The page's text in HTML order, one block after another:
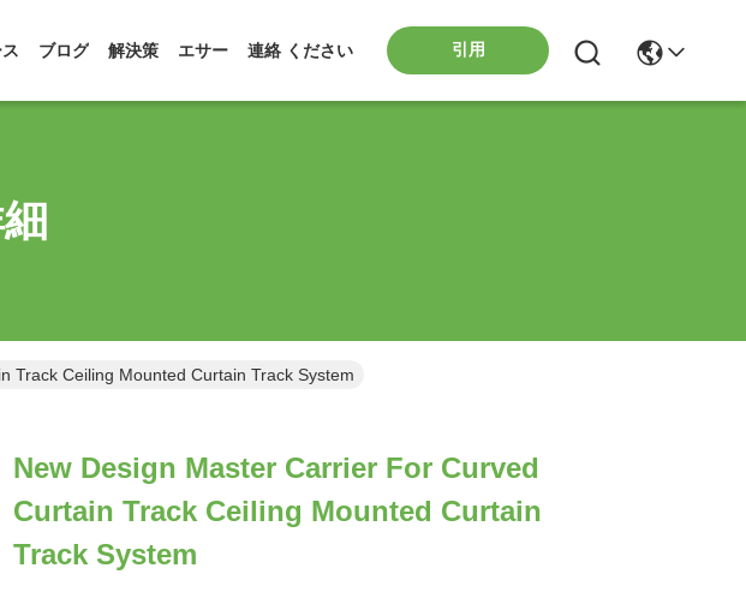
ブログ 解決策 エサー 連絡 ください 引用
Track Ceiling Mounted Curtain Track System
New Design Master Carrier For Curved
Curtain Track Ceiling Mounted Curtain
Track System